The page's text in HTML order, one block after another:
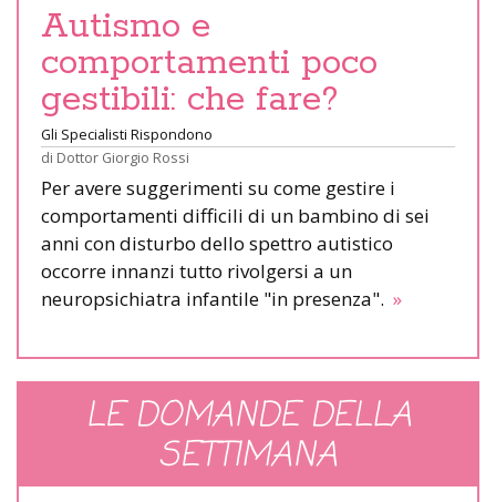
Autismo e
comportamenti poco
gestibili: che fare?
Gli Specialisti Rispondono
di Dottor Giorgio Rossi
Per avere suggerimenti su come gestire i
comportamenti difficili di un bambino di sei
anni con disturbo dello spettro autistico
occorre innanzi tutto rivolgersi a un
neuropsichiatra infantile "in presenza". »
LE DOMANDE DELLA
SETTIMANA